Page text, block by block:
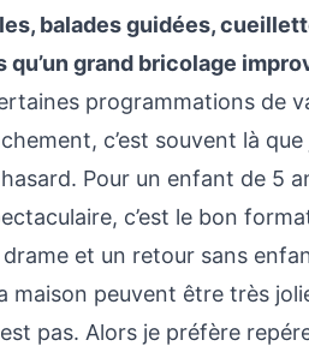
balades guidées,
qu’un grand bricolage
programmations de
c’est souvent là
Pour un enfant de 5
c’est le bon
et un retour sans
maison peuvent être très
est pas. Alors je préfère